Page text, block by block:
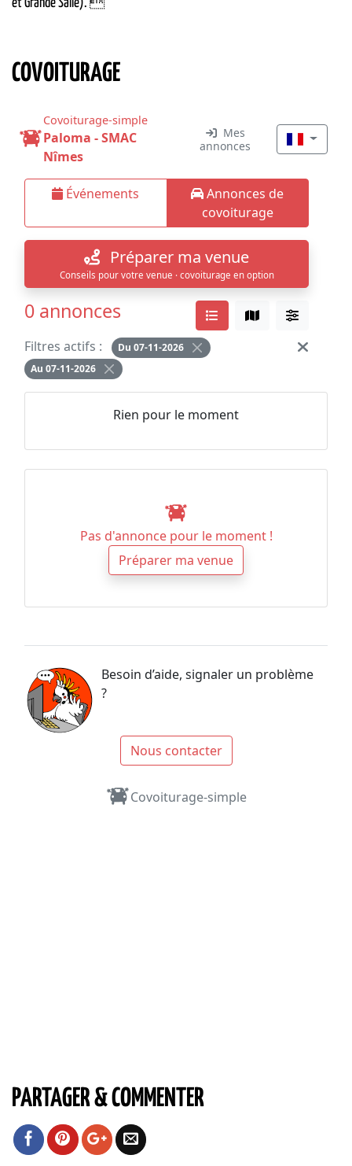
et Grande Salle). 
COVOITURAGE
PARTAGER & COMMENTER